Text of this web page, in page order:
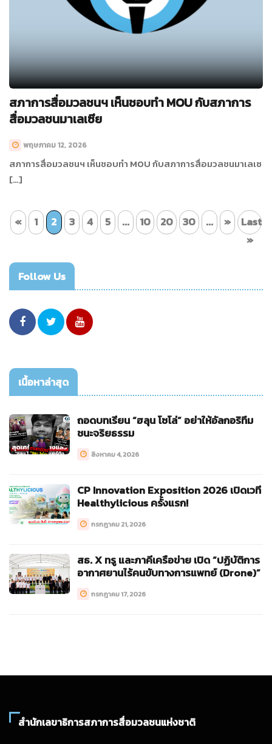
สภาการสื่อมวลชนฯ เห็นชอบทำ MOU กับสภาการ
สื่อมวลชนมาเลเซีย
พฤษภาคม 12, 2026
สภาการสื่อมวลชนฯ เห็นชอบทำ MOU กับสภาการสื่อมวลชนมาเลเซ
[…]
« 1 2 3 4 5 ... 10 20 30 ... »
Last
»
Follow Us
เนื้อหาล่าสุด
ถอดบทเรียน “ฮลุน โซโล่” อย่าให้อัลกอริทึม
ชนะจริยธรรม
สิงหาคม 4, 2026
CP Innovation Exposition 2026 เปิดเวที
Healthylicious ครั้งแรก!
กรกฎาคม 21, 2026
สธ. X ทรู และภาคีเครือข่าย เปิด “ปฏิบัติการ
อากาศยานไร้คนขับทางการแพทย์ (Drone)”
กรกฎาคม 17, 2026
สำนักเลขาธิการสภาการสื่อมวลชนแห่งชาติ